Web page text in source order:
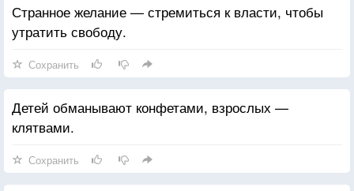
Странное желание — стремиться к власти, чтобы
утратить свободу.
Сохранить
Детей обманывают конфетами, взрослых —
клятвами.
Сохранить